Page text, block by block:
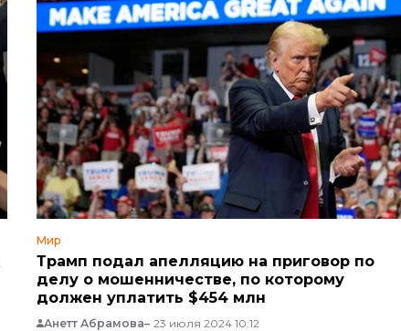
Мир
Трамп подал апелляцию на приговор по
делу о мошенничестве, по которому
должен уплатить $454 млн
Анетт Абрамова 23 июля 2024 10:12